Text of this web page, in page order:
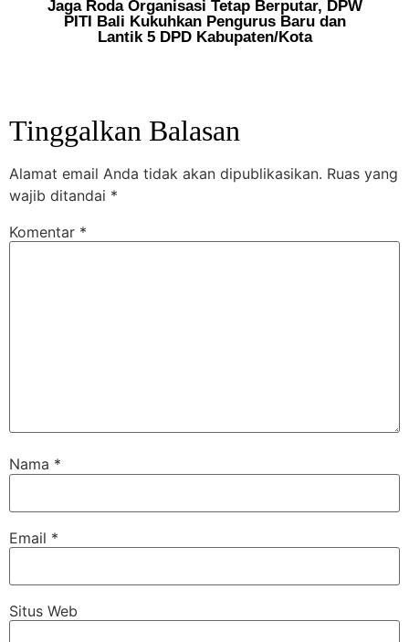
Jaga Roda Organisasi Tetap Berputar, DPW
PITI Bali Kukuhkan Pengurus Baru dan
Lantik 5 DPD Kabupaten/Kota
Tinggalkan Balasan
Alamat email Anda tidak akan dipublikasikan. Ruas yang
wajib ditandai *
Komentar *
Nama *
Email *
Situs Web